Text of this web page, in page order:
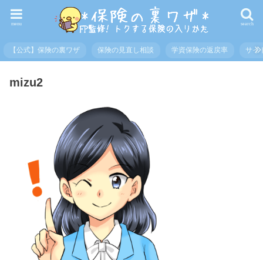
search
menu
【公式】保険の裏ワザ 保険の見直し相談 学資保険の返戻率 サイ
mizu2